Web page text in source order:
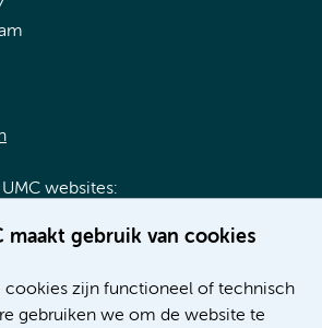
maakt gebruik van cookies
cookies zijn functioneel of technisch
gebruiken we om de website te
websites:
UMC